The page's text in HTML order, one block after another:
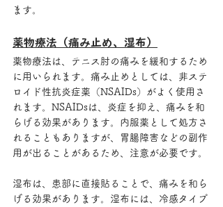
ます。
薬物療法（痛み止め、湿布）
薬物療法は、テニス肘の痛みを緩和するため
に用いられます。痛み止めとしては、非ステ
ロイド性抗炎症薬（NSAIDs）がよく使用さ
れます。NSAIDsは、炎症を抑え、痛みを和
らげる効果があります。内服薬として処方さ
れることもありますが、胃腸障害などの副作
用が出ることがあるため、注意が必要です。
湿布は、患部に直接貼ることで、痛みを和ら
げる効果があります。湿布には、冷感タイプ